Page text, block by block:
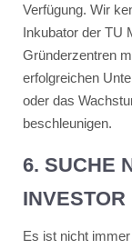
Verfügung. Wir
Inkubator der TU
Gründerzentren
erfolgreichen
oder das
beschleunigen.
6. SUCHE
INVESTOR
Es ist nicht